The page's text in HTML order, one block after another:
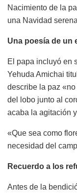
Nacimiento de la
una Navidad
Una poesía de un
El papa incluyó en
Yehuda Amichai
describe la paz
del lobo junto al
acaba la agitación
«Que sea como
necesidad del
Recuerdo a los
Antes de la